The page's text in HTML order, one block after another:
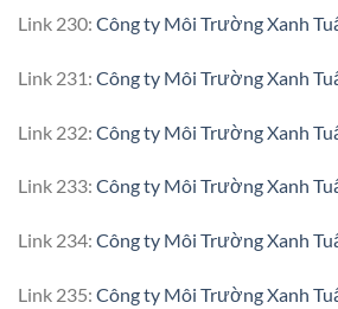
Link 230: Công ty Môi Trường Xanh
Link 231: Công ty Môi Trường Xanh
Link 232: Công ty Môi Trường Xanh
Link 233: Công ty Môi Trường Xanh
Link 234: Công ty Môi Trường Xanh
Link 235: Công ty Môi Trường Xanh